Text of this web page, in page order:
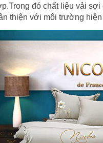
đó chất liệu vải
thiện với môi trường hiện